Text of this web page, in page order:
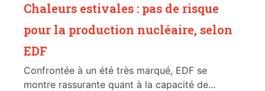
Chaleurs estivales : pas de risque
pour la production nucléaire, selon
EDF
Confrontée à un été très marqué, EDF se
montre rassurante quant à la capacité de...